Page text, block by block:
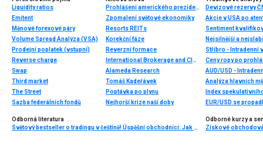
Liquidity ratios
Emitent
Měnové forexové páry
Volume Spread Analýza (VSA)
Prodejní poplatek (vstupní)
Reverse charge
Swap
Third market
The Street
Sazba federálních fondů
Prohlášení amerického prezidenta
Zpomalení světové ekonomiky
Resorts REITs
Korekční fáze
Reverzní formace
International Brokerage and Clearing House
Alameda Research
Tomáš Kadeřávek
Poptávka po plynu
Nejhorší krize naší doby
Devizové rezervy
Akcie v USA po
Sentiment
Nejsilnější a
Stříbro - Intradenní
Ceny ropy po
AUD/USD -
Analýza hlavních
Index
EUR/USD se
Odborná literatura
Světový bestseller o tradingu v češtině! Úspěšní obchodníci: Jak běžní lidé porážejí Wall Street v jeho vlastní hře
Odborné kurzy a